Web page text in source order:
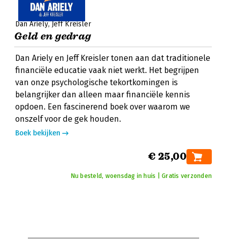
Dan Ariely Jeff Kreisler
Geld en gedrag
Dan Ariely en Jeff Kreisler tonen aan dat traditionele
financiële educatie vaak niet werkt. Het begrijpen
van onze psychologische tekortkomingen is
belangrijker dan alleen maar financiële kennis
opdoen. Een fascinerend boek over waarom we
onszelf voor de gek houden.
Boek bekijken
€ 25,00
Nu besteld, woensdag in huis | Gratis verzonden